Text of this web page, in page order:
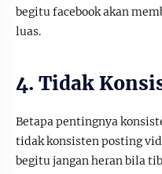
begitu facebook akan
luas.
4. Tidak
Betapa pentingnya
tidak konsisten posting
begitu jangan heran bila